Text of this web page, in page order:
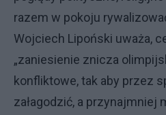
razem w pokoju
Wojciech Lipoński uważa,
„zaniesienie znicza
konfliktowe, tak aby przez
załagodzić, a przynajmniej